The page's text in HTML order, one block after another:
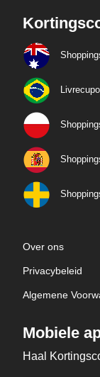
Over ons
Privacybeleid
Algemene
Mobiele
Haal